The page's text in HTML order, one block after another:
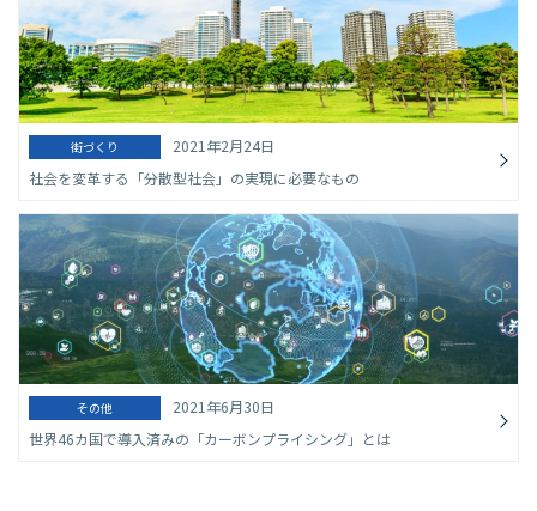
街づくり
2021年2月24日
社会を変革する「分散型社会」の実現に必要なもの
その他
2021年6月30日
世界46カ国で導入済みの「カーボンプライシング」とは